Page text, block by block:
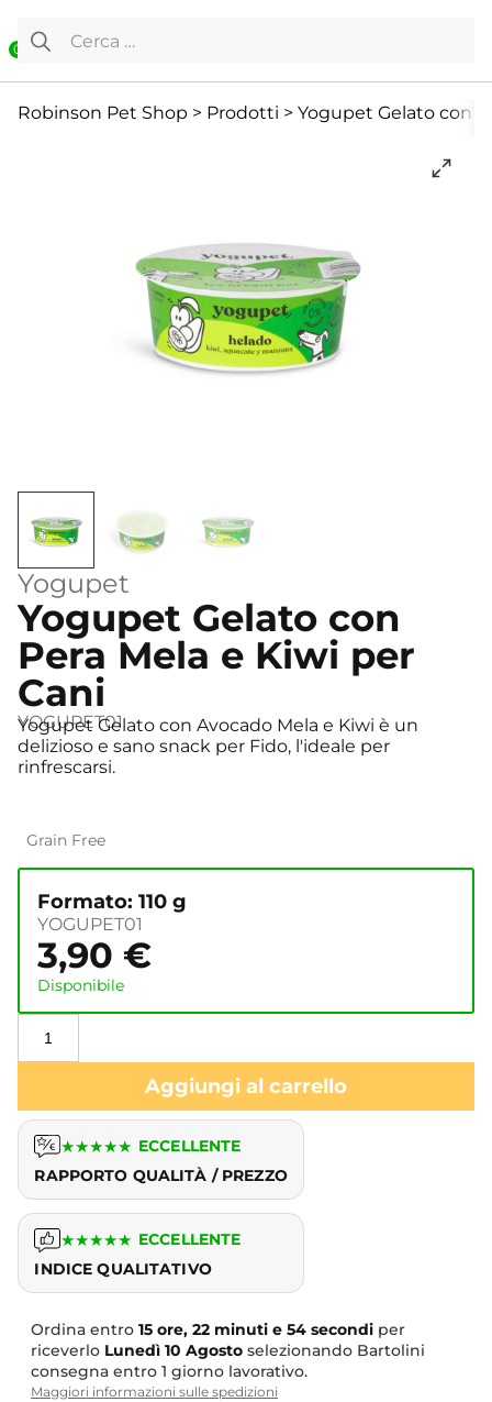
0
Ricerca per:
Robinson Pet Shop > Prodotti > Yogupet Gelato con
Yogupet
Yogupet Gelato con
Pera Mela e Kiwi per
Cani
YOGUPET01
Yogupet Gelato con Avocado Mela e Kiwi è un
delizioso e sano snack per Fido, l'ideale per
rinfrescarsi.
Grain Free
Formato: 110 g
YOGUPET01
3,90 €
Disponibile
Aggiungi al carrello
★★★★★ ECCELLENTE
RAPPORTO QUALITÀ / PREZZO
★★★★★ ECCELLENTE
INDICE QUALITATIVO
Ordina entro 15 ore, 22 minuti e 54 secondi per
riceverlo Lunedì 10 Agosto selezionando Bartolini
consegna entro 1 giorno lavorativo.
Maggiori informazioni sulle spedizioni